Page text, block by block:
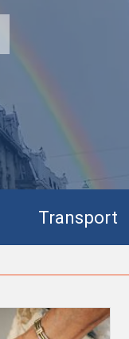
Transport